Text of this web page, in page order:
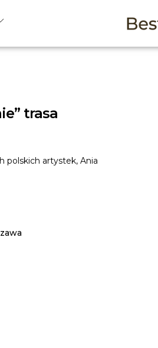
trasa
polskich artystek, Ania